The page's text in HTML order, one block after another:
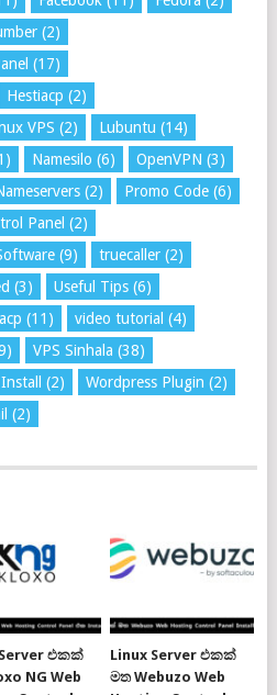
(2)
(17)
Hestiacp (2)
VPS (2) Lubuntu (14)
Namesilo (6) OpenVPN (3)
(2) Promo Code(6)
Panel (2)
(9) truecaller(2)
(3) Useful Tips(6)
(11) video tutorial (4)
VPS Sinhala (38)
(2) Wordpress Plugin (2)
(2)
එකක්
NG Web
Linux Server එකක්
මත Webuzo Web